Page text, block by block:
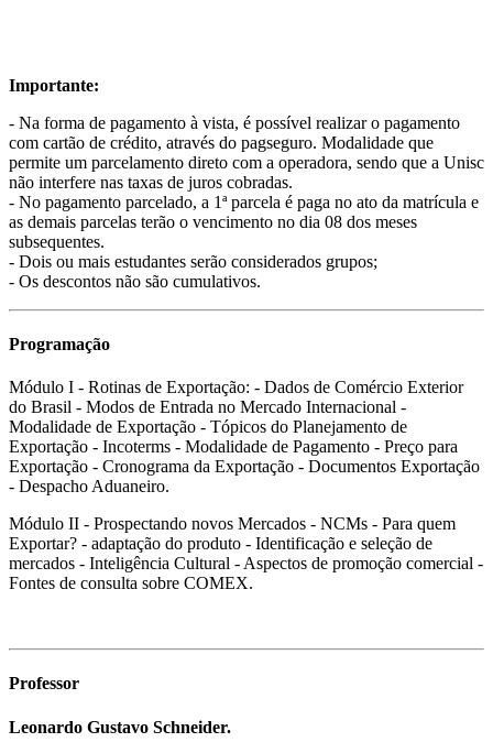
Importante:
- Na forma de pagamento à vista, é possível realizar o pagamento
com cartão de crédito, através do pagseguro. Modalidade que
permite um parcelamento direto com a operadora, sendo que a Unisc
não interfere nas taxas de juros cobradas.
- No pagamento parcelado, a 1ª parcela é paga no ato da matrícula e
as demais parcelas terão o vencimento no dia 08 dos meses
subsequentes.
- Dois ou mais estudantes serão considerados grupos;
- Os descontos não são cumulativos.
Programação
Módulo I - Rotinas de Exportação: - Dados de Comércio Exterior
do Brasil - Modos de Entrada no Mercado Internacional -
Modalidade de Exportação - Tópicos do Planejamento de
Exportação - Incoterms - Modalidade de Pagamento - Preço para
Exportação - Cronograma da Exportação - Documentos Exportação
- Despacho Aduaneiro.
Módulo II - Prospectando novos Mercados - NCMs - Para quem
Exportar? - adaptação do produto - Identificação e seleção de
mercados - Inteligência Cultural - Aspectos de promoção comercial -
Fontes de consulta sobre COMEX.
Professor
Leonardo Gustavo Schneider.